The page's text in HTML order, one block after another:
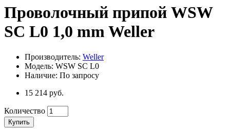
Проволочный припой WSW
SC L0 1,0 mm Weller
Производитель: Weller
Модель: WSW SC L0
Наличие: По запросу
15 214 руб.
Количество
Купить